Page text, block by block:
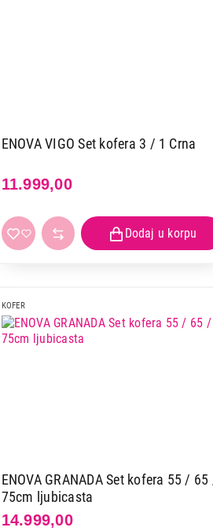
ENOVA VIGO Set kofera 3 / 1 Crna
11.999,00
KOFER
ENOVA GRANADA Set kofera 55 / 65
75cm ljubicasta
14.999,00
Nastavi